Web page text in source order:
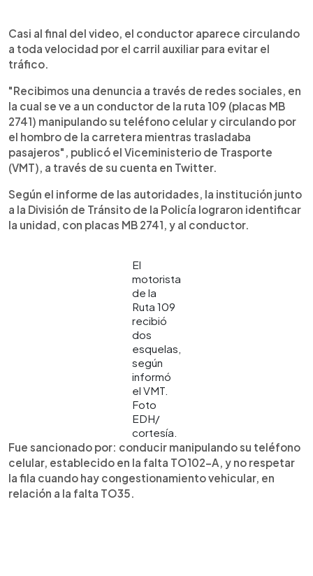
Casi al final del video, el conductor aparece circulando
a toda velocidad por el carril auxiliar para evitar el
tráfico.
"Recibimos una denuncia a través de redes sociales, en
la cual se ve a un conductor de la ruta 109 (placas MB
2741) manipulando su teléfono celular y circulando por
el hombro de la carretera mientras trasladaba
pasajeros", publicó el Viceministerio de Trasporte
(VMT), a través de su cuenta en Twitter.
Según el informe de las autoridades, la institución junto
a la División de Tránsito de la Policía lograron identificar
la unidad, con placas MB 2741, y al conductor.
El
motorista
de la
Ruta 109
recibió
dos
esquelas,
según
informó
el VMT.
Foto
EDH/
cortesía.
Fue sancionado por: conducir manipulando su teléfono
celular, establecido en la falta TO102-A, y no respetar
la fila cuando hay congestionamiento vehicular, en
relación a la falta TO35.